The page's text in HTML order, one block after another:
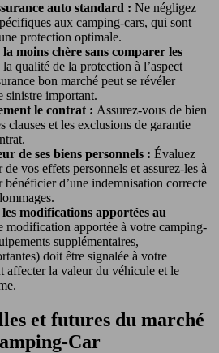
auto standard : Ne négligez
aux camping-cars, qui sont
protection optimale.
moins chère sans comparer les
qualité de la protection à l’aspect
bon marché peut se révéler
sinistre important.
le contrat : Assurez-vous de bien
clauses et les exclusions de garantie
de ses biens personnels : Évaluez
vos effets personnels et assurez-les à
d’une indemnisation correcte
modifications apportées au
modification apportée à votre camping-
supplémentaires,
doit être signalée à votre
affecter la valeur du véhicule et le
et futures du marché
Car